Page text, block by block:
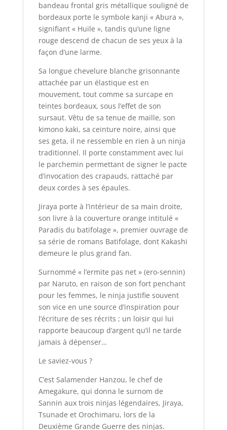
bandeau frontal gris métallique souligné de
bordeaux porte le symbole kanji « Abura »,
signifiant « Huile », tandis qu’une ligne
rouge descend de chacun de ses yeux à la
façon d’une larme.
Sa longue chevelure blanche grisonnante
attachée par un élastique est en
mouvement, tout comme sa surcape en
teintes bordeaux, sous l’effet de son
sursaut. Vêtu de sa tenue de maille, son
kimono kaki, sa ceinture noire, ainsi que
ses geta, il ne ressemble en rien à un ninja
traditionnel. Il porte constamment avec lui
le parchemin permettant de signer le pacte
d’invocation des crapauds, rattaché par
deux cordes à ses épaules.
Jiraya porte à l’intérieur de sa main droite,
son livre à la couverture orange intitulé «
Paradis du batifolage », premier ouvrage de
sa série de romans Batifolage, dont Kakashi
demeure le plus grand fan.
Surnommé « l’ermite pas net » (ero-sennin)
par Naruto, en raison de son fort penchant
pour les femmes, le ninja justifie souvent
son vice en une source d’inspiration pour
l’écriture de ses récrits ; un loisir qui lui
rapporte beaucoup d’argent qu’il ne tarde
jamais à dépenser…
Le saviez-vous ?
C’est Salamender Hanzou, le chef de
Amegakure, qui donna le surnom de
Sannin aux trois ninjas légendaires, Jiraya,
Tsunade et Orochimaru, lors de la
Deuxième Grande Guerre des ninjas.